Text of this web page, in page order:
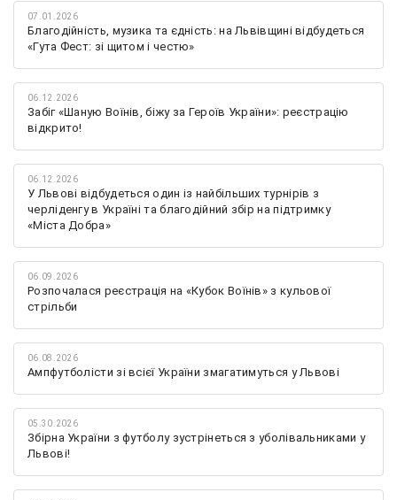
07.01.2026
Благодійність, музика та єдність: на Львівщині відбудеться
«Гута Фест: зі щитом і честю»
06.12.2026
Забіг «Шаную Воїнів, біжу за Героїв України»: реєстрацію
відкрито!
06.12.2026
У Львові відбудеться один із найбільших турнірів з
черліденгу в Україні та благодійний збір на підтримку
«Міста Добра»
06.09.2026
Розпочалася реєстрація на «Кубок Воїнів» з кульової
стрільби
06.08.2026
Ампфутболісти зі всієї України змагатимуться у Львові
05.30.2026
Збірна України з футболу зустрінеться з уболівальниками у
Львові!